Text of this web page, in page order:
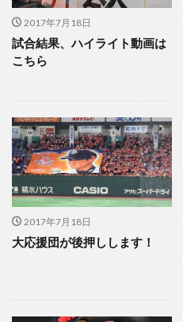
2017年7月18日
試合結果、ハイライト動画は
こちら
2017年7月18日
大応援団が後押しします！